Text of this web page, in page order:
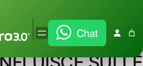
| Chat
–